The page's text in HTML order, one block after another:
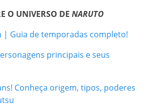
O UNIVERSO DE NARUTO
| Guia de temporadas completo!
principais e seus
Conheça origem, tipos, poderes